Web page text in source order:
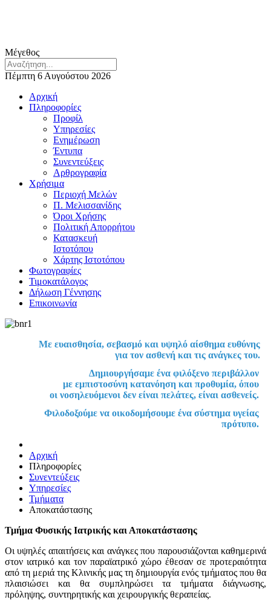
Μέγεθος
Πέμπτη 6 Αυγούστου 2026
Αρχική
Πληροφορίες
Προφίλ
Υπηρεσίες
Ενημέρωση
Έντυπα
Συνεντεύξεις
Αρθρογραφία
Χρήσιμα
Περιοχή Μελών
Π. Μελισσανίδης
Όροι Χρήσης
Πολιτική Απορρήτου
Κατασκευή
Ιστοτόπου
Χάρτης Ιστοτόπου
Φωτογραφίες
Τιμοκατάλογος
Δήλωση Γέννησης
Επικοινωνία
Με ευαισθησία, σεβασμό και υψηλό αίσθημα ευθύνης
για τον ασθενή και τις ανάγκες του.
Δημιουργήσαμε ένα φιλόξενο περιβάλλον
με εμπιστοσύνη κατανόηση και προθυμία, όπου
οι νοσηλευόμενοι δεν είναι πελάτες, είναι ασθενείς.
Φιλοδοξούμε να οικοδομήσουμε ένα σύστημα υγείας
πρότυπο.
Αρχική
Πληροφορίες
Συνεντεύξεις
Υπηρεσίες
Τμήματα
Αποκατάστασης
Τμήμα Φυσικής Ιατρικής και Αποκατάστασης
Οι υψηλές απαιτήσεις και ανάγκες που παρουσιάζονται καθημερινά
στον ιατρικό και τον παραϊατρικό χώρο έθεσαν σε προτεραιότητα
από τη μεριά της Κλινικής μας τη δημιουργία ενός τμήματος που θα
πλαισιώσει και θα συμπληρώσει τα τμήματα διάγνωσης,
πρόληψης, συντηρητικής και χειρουργικής θεραπείας.